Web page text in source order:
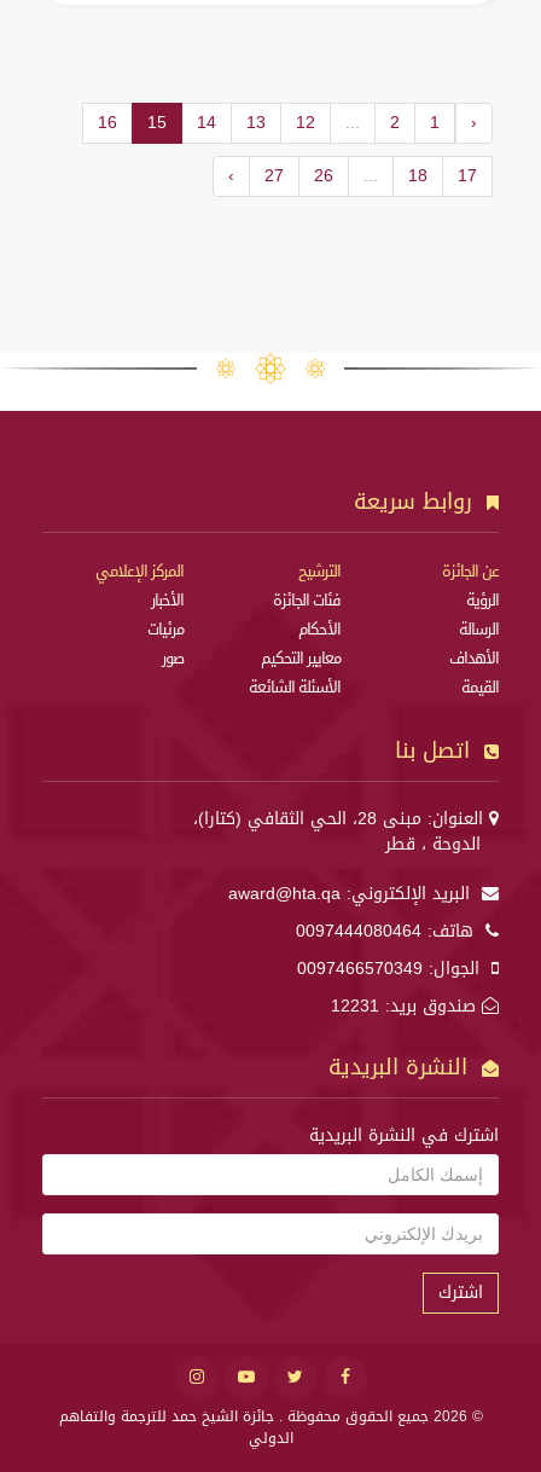
‹
1
2
...
12
13
14
15
16
17
18
...
26
27
›
روابط سريعة
عن الجائزة
الرؤية
الرسالة
الأهداف
القيمة
الترشيح
فئات الجائزة
الأحكام
معايير التحكيم
الأسئلة الشائعة
المركز الإعلامي
الأخبار
مرئيات
صور
اتصل بنا
العنوان: مبنى 28، الحي الثقافي (كتارا)،
الدوحة ، قطر
البريد الإلكتروني: award@hta.qa
هاتف: 0097444080464
الجوال: 0097466570349
صندوق بريد: 12231
النشرة البريدية
اشترك في النشرة البريدية
اشترك
© 2026 جميع الحقوق محفوظة .
جائزة الشيخ حمد للترجمة والتفاهم
الدولي